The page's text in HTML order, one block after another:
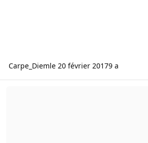
Carpe_Diemle 20 février 20179 a